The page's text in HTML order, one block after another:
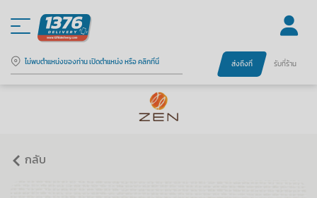
ไม่พบตำแหน่งของท่าน เปิดตำแหน่ง หรือ คลิกที่นี่ ส่งถึงที่ รับที่ร้าน
กลับ